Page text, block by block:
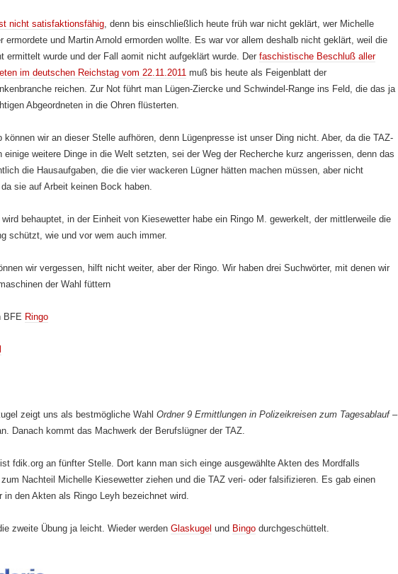
nicht satisfaktionsfähig , denn bis einschließlich heute früh war nicht geklärt, wer Michelle
ermordete und Martin Arnold ermorden wollte. Es war vor allem deshalb nicht geklärt, weil die
ermittelt wurde und der Fall aomit nicht aufgeklärt wurde. Der faschistische Beschluß aller
im deutschen Reichstag vom 22.11.2011 muß bis heute als Feigenblatt der
reichen. Zur Not führt man Lügen-Ziercke und Schwindel-Range ins Feld, die das ja
Abgeordneten in die Ohren flüsterten.
können wir an dieser Stelle aufhören, denn Lügenpresse ist unser Ding nicht. Aber, da die TAZ-
einige weitere Dinge in die Welt setzten, sei der Weg der Recherche kurz angerissen, denn das
die Hausaufgaben, die die vier wackeren Lügner hätten machen müssen, aber nicht
sie auf Arbeit keinen Bock haben.
wird behauptet, in der Einheit von Kiesewetter habe ein Ringo M. gewerkelt, der mittlerweile die
schützt, wie und vor wem auch immer.
wir vergessen, hilft nicht weiter, aber der Ringo. Wir haben drei Suchwörter, mit denen wir
der Wahl füttern
BFE Ringo
zeigt uns als bestmögliche Wahl Ordner 9 Ermittlungen in Polizeikreisen zum Tagesablauf –
Danach kommt das Machwerk der Berufslügner der TAZ.
fdik.org an fünfter Stelle. Dort kann man sich einge ausgewählte Akten des Mordfalls
zum Nachteil Michelle Kiesewetter ziehen und die TAZ veri- oder falsifizieren. Es gab einen
in den Akten als Ringo Leyh bezeichnet wird.
zweite Übung ja leicht. Wieder werden Glaskugel und Bingo durchgeschüttelt.